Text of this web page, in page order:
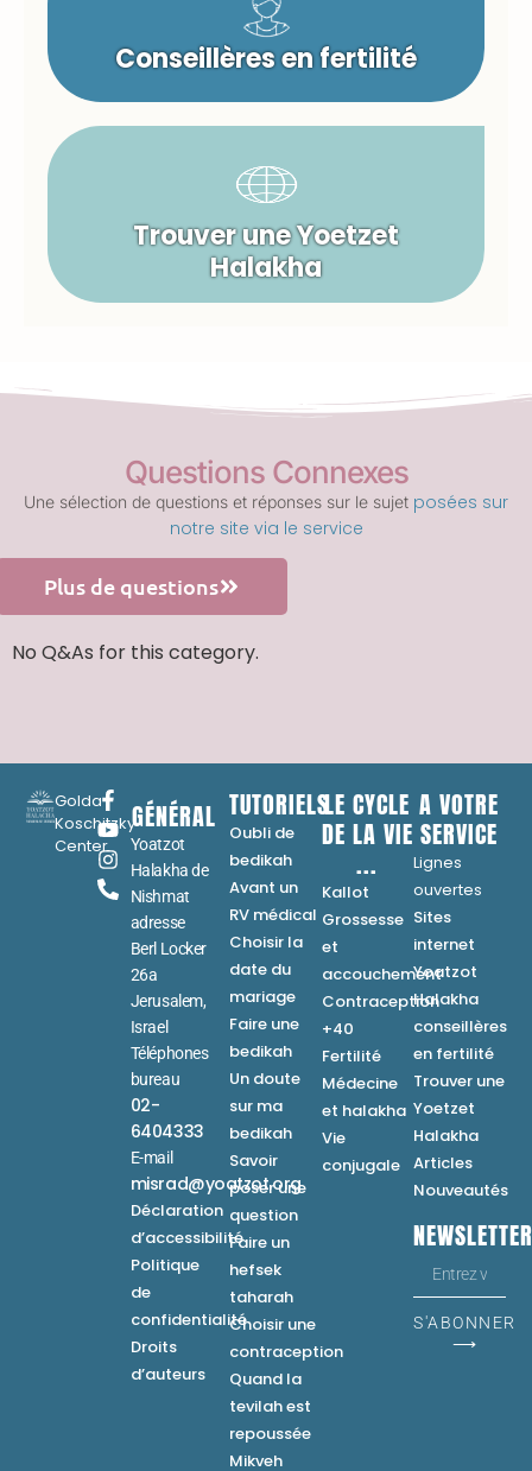
Conseillères en fertilité
Trouver une Yoetzet
Halakha
Questions Connexes
Une sélection de questions et réponses sur le sujet posées sur
notre site via le service
Plus de questions
No Q&As for this category.
Golda
Koschitzky
Center
GÉNÉRAL
Yoatzot
Halakha de
Nishmat
adresse
Berl Locker
26a
Jerusalem,
Israel
Téléphones
bureau
02-
6404333
E-mail
misrad@yoatzot.org
Déclaration
d’accessibilité
Politique
de
confidentialité
Droits
d’auteurs
TUTORIELS
Oubli de
bedikah
Avant un
RV médical
Choisir la
date du
mariage
Faire une
bedikah
Un doute
sur ma
bedikah
Savoir
poser une
question
Faire un
hefsek
taharah
Choisir une
contraception
Quand la
tevilah est
repoussée
Mikveh
LE CYCLE
DE LA VIE
...
Kallot
Grossesse
et
accouchement
Contraception
+40
Fertilité
Médecine
et halakha
Vie
conjugale
A VOTRE
SERVICE
Lignes
ouvertes
Sites
internet
Yoatzot
Halakha
conseillères
en fertilité
Trouver une
Yoetzet
Halakha
Articles
Nouveautés
S'ABONNER
⟶